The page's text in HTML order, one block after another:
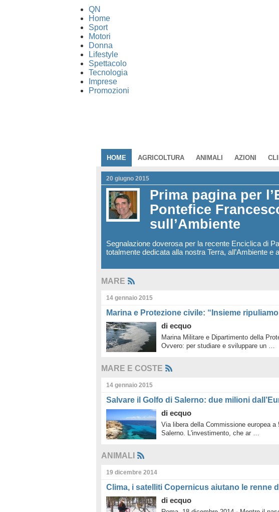
QN
Home
Sport
Motori
Donna
Lifestyle
Spettacolo
Tecnologia
Imprese
Promozioni
HOME AGRICOLTURA ANIMALI AZIONI
20 giugno 2015
Prima pagina per
Pontefice
sull’Ambiente
Segnalazione doverosa per la recente Enciclica di
totalmente dedicata alla nostra Terra, all’Ambiente e
MARE
14 gennaio 2015
Marina e Protezione civile: “Insieme
di ecquo
Marina Militare e Dipartimento della
Ovvero: per studiare e sviluppare un …
MARE E COSTE
14 gennaio 2015
Salvare il Golfo di Salerno: due milioni
di ecquo
Via libera della Commissione europea
Salerno. L'investimento, che ar …
ANIMALI
19 dicembre 2014
Clima, i satelliti Copernicus aiutano le renne
di ecquo